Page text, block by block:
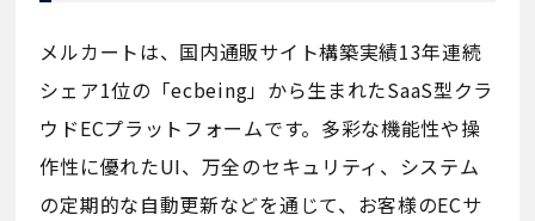
メルカートは、国内通販サイト構築実績13年連続
シェア1位の「ecbeing」から生まれたSaaS型クラ
ウドECプラットフォームです。多彩な機能性や操
作性に優れたUI、万全のセキュリティ、システム
の定期的な自動更新などを通じて、お客様のECサ